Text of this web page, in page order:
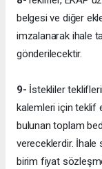
belgesi ve diğer
imzalanarak ihale
gönderilecektir.
9- İstekliler
kalemleri için teklif
bulunan toplam
vereceklerdir. İhale
birim fiyat